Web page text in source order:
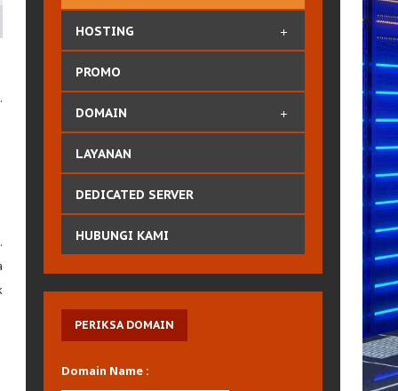
HOSTING
Paket Hosting
Fitur Hosting
PROMO
DOMAIN
Daftar Harga
Persyaratan Domain Khusus
LAYANAN
DEDICATED SERVER
HUBUNGI KAMI
PERIKSADOMAIN
Domain Name :